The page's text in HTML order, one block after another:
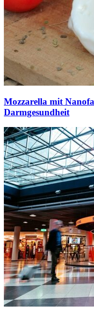
Mozzarella mit
Darmgesundheit